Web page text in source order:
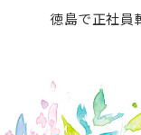
徳島で正社員